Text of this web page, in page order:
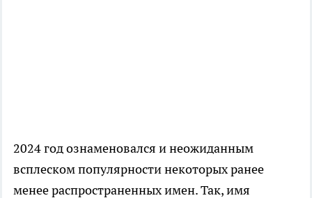
2024 год ознаменовался и неожиданным
всплеском популярности некоторых ранее
менее распространенных имен. Так, имя